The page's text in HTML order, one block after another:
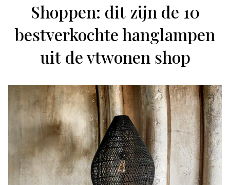
Shoppen: dit zijn de 10
bestverkochte hanglampen
uit de vtwonen shop